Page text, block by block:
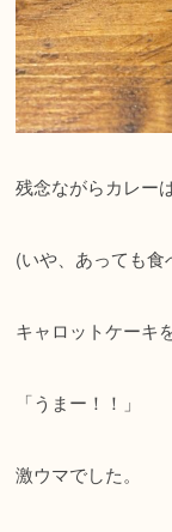
残念ながらカレー
(いや、あっても
キャロットケーキ
「うまー！！」
激ウマでした。